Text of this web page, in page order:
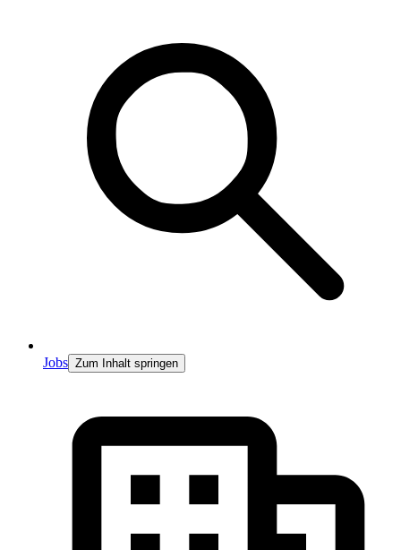
Jobs Zum Inhalt springen